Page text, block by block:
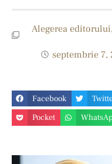
Alegerea editorului,
septembrie 7,
Facebook
Pocket